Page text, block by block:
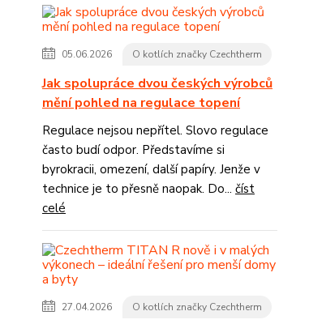
05.06.2026 O kotlích značky Czechtherm
Jak spolupráce dvou českých výrobců
mění pohled na regulace topení
Regulace nejsou nepřítel. Slovo regulace
často budí odpor. Představíme si
byrokracii, omezení, další papíry. Jenže v
technice je to přesně naopak. Do... číst
celé
27.04.2026 O kotlích značky Czechtherm